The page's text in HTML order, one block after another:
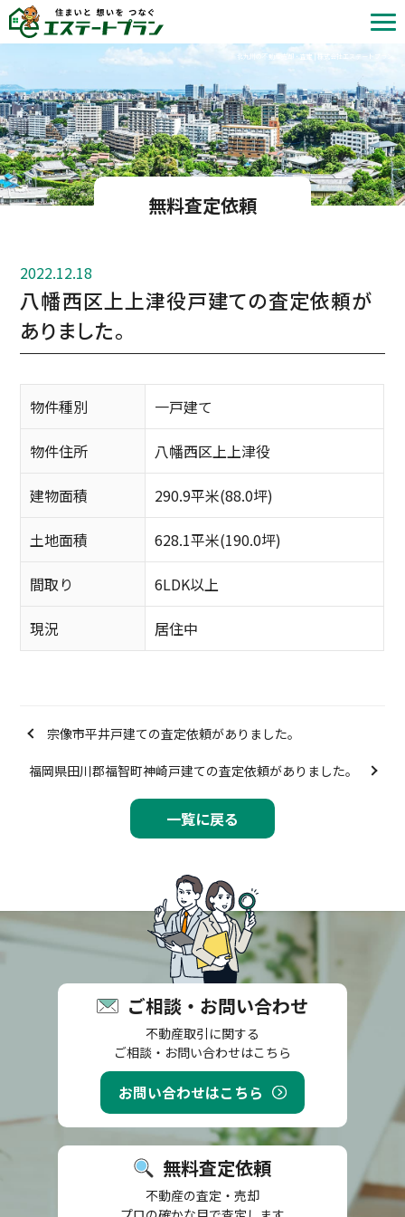
北九州の不動産売却・査定 | 株式会社エステートプラン
無料査定依頼
2022.12.18
八幡西区上上津役戸建ての査定依頼が
ありました。
物件種別 一戸建て
物件住所 八幡西区上上津役
建物面積 290.9平米(88.0坪)
土地面積 628.1平米(190.0坪)
間取り 6LDK以上
現況 居住中
宗像市平井戸建ての査定依頼がありました。
一覧に戻る
福岡県田川郡福智町神崎戸建ての査定依頼がありました。
ご相談・お問い合わせ
不動産取引に関する
ご相談・お問い合わせはこちら
お問い合わせはこちら
無料査定依頼
不動産の査定・売却